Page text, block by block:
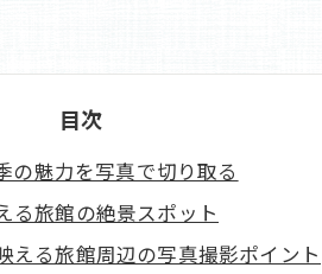
目次
の魅力を写真で切り取る
る旅館の絶景スポット
える旅館周辺の写真撮影ポイント